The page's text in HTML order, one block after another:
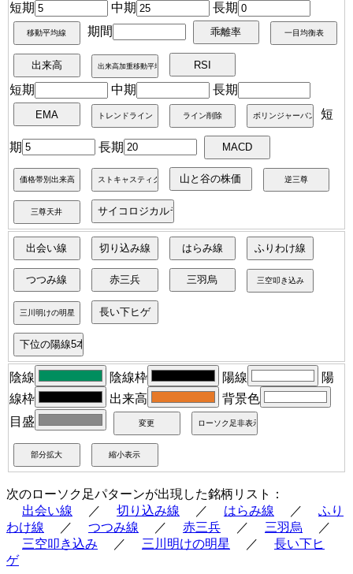
短期 中期
長期
期間
短期 中期
長期
短
期 長期
陰線 陰線枠 陽線
陽
線枠
出来高
背景色
目盛
次のローソク足パターンが出現した銘柄リスト：
出会い線
／ 切り込み線 ／ はらみ線 ／
ふり
わけ線
／ つつみ線 ／ 赤三兵 ／ 三羽烏
／
三空叩き込み
／ 三川明けの明星 ／
長い下ヒ
ゲ